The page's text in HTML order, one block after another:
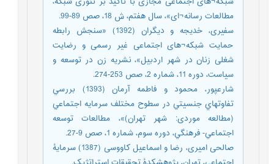
مطالعات رسانه¬ای»، سال هفتم، ش 18، صص 89-99.
سفیری، خدیجه و دیگران (1392) «سنجش رابطه
حمایت شبکه¬های اجتماعی غیر رسمی و رضایت
شغلی زنان در شهر اردبیل»، نشریه زن در توسعه و
سیاست، دوره 11، شماره 2، صص 253-274.
شارعپور، محمود و فاطمه آرمان (1393) بررسي
تفاوتهاي جنسيتي در سطوح مختلف سرمايه اجتماعي
(مطالعه موردی: شهر تهران)»، مطالعات توسعه
اجتماعي- فرهنگي، دوره سوم، شماره 1، صص 9-27.
صالحی امیری، رضا و اسماعیل کاووسی (1387) سرمایۀ